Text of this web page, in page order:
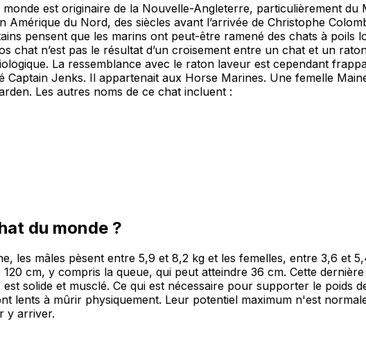
est originaire de la Nouvelle-Angleterre, particulièrement du
du Nord, des siècles avant l’arrivée de Christophe
pensent que les marins ont peut-être ramené des chats à poils
chat n’est pas le résultat d’un croisement entre un chat et un
La ressemblance avec le raton laveur est cependant
Jenks. Il appartenait aux Horse Marines. Une femelle
Les autres noms de ce chat incluent :
du monde ?
les mâles pèsent entre 5,9 et 8,2 kg et les femelles, entre 3,6 et
cm, y compris la queue, qui peut atteindre 36 cm. Cette
solide et musclé. Ce qui est nécessaire pour supporter le poids
lents à mûrir physiquement. Leur potentiel maximum n'est
y arriver.